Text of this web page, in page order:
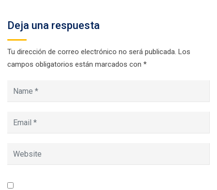
Deja una respuesta
Tu dirección de correo electrónico no será publicada. Los
campos obligatorios están marcados con *